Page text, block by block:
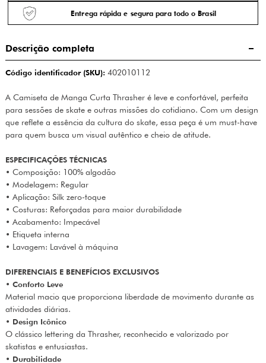
Entrega rápida e segura para todo o Brasil
Descrição completa
Código identificador (SKU):402010112
A Camiseta de Manga Curta Thrasher é leve e confortável, perfeita
para sessões de skate e outras missões do cotidiano. Com um design
que reflete a essência da cultura do skate, essa peça é um must-have
para quem busca um visual autêntico e cheio de atitude.
ESPECIFICAÇÕES TÉCNICAS
• Composição: 100% algodão
• Modelagem: Regular
• Aplicação: Silk zero-toque
• Costuras: Reforçadas para maior durabilidade
• Acabamento: Impecável
• Etiqueta interna
• Lavagem: Lavável à máquina
DIFERENCIAIS E BENEFÍCIOS EXCLUSIVOS
• Conforto Leve
Material macio que proporciona liberdade de movimento durante as
atividades diárias.
• Design Icônico
O clássico lettering da Thrasher, reconhecido e valorizado por
skatistas e entusiastas.
• Durabilidade